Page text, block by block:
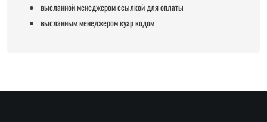
высланной менеджером ссылкой для оплаты
высланным менеджером куар кодом